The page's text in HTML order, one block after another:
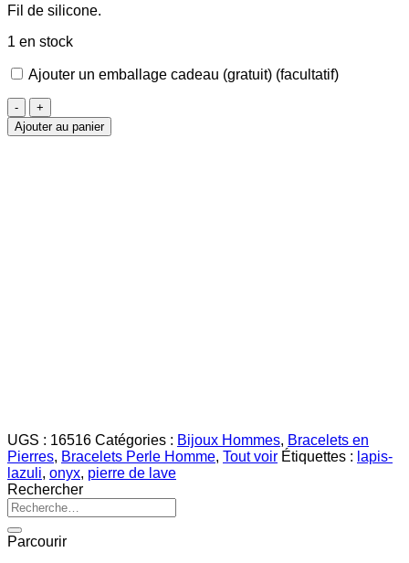
Fil de silicone.
1 en stock
Ajouter un emballage cadeau (gratuit) (facultatif)
quantité
de
Bracelet
Ajouter au panier
UGS : 16516 Catégories : Bijoux Hommes, Bracelets en
Pierres, Bracelets Perle Homme, Tout voir Étiquettes : lapis-
lazuli, onyx, pierre de lave
Rechercher
Recherche
pour :
Parcourir